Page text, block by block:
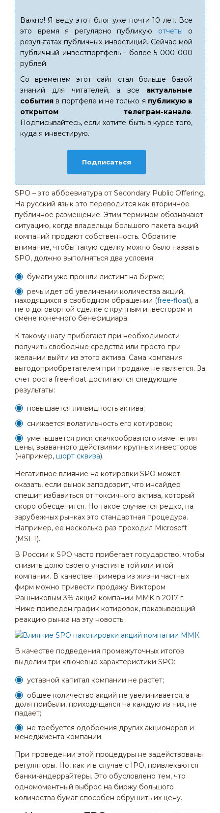
Важно! Я веду этот блог уже почти 10 лет. Все
это время я регулярно публикую отчеты о
результатах публичных инвестиций. Сейчас мой
публичный инвестпортфель - более 5 000 000
рублей.
Со временем этот сайт стал больше базой
знаний для читателей, а все актуальные
события в портфеле и не только я публикую в
открытом телеграм-канале.
Подписывайтесь, если хотите быть в курсе того,
куда я инвестирую.
Подписаться
SPO – это аббревиатура от Secondary Public Offering.
На русский язык это переводится как вторичное
публичное размещение. Этим термином обозначают
ситуацию, когда владельцы большого пакета акций
компаний продают собственность. Обратите
внимание, чтобы такую сделку можно было назвать
SPO, должно выполняться два условия:
бумаги уже прошли листинг на бирже;
речь идет об увеличении количества акций,
находящихся в свободном обращении (free-float), а
не о договорной сделке с крупным инвестором и
смене конечного бенефициара.
К такому шагу прибегают при необходимости
получить свободные средства или просто при
желании выйти из этого актива. Сама компания
выгодоприобретателем при продаже не является. За
счет роста free-float достигаются следующие
результаты:
повышается ликвидность актива;
снижается волатильность его котировок;
уменьшается риск скачкообразного изменения
цены, вызванного действиями крупных инвесторов
(например, шорт сквиза).
Негативное влияние на котировки SPO может
оказать, если рынок заподозрит, что инсайдер
спешит избавиться от токсичного актива, который
скоро обесценится. Но такое случается редко, на
зарубежных рынках это стандартная процедура.
Например, ее несколько раз проходил Microsoft
(MSFT).
В России к SPO часто прибегает государство, чтобы
снизить долю своего участия в той или иной
компании. В качестве примера из жизни частных
фирм можно привести продажу Виктором
Рашниковым 3% акций компании ММК в 2017 г.
Ниже приведен график котировок, показывающий
реакцию рынка на эту новость:
В качестве подведения промежуточных итогов
выделим три ключевые характеристики SPO:
уставной капитал компании не растет;
общее количество акций не увеличивается, а
доля прибыли, приходящаяся на каждую из них, не
падает;
не требуется одобрения других акционеров и
менеджмента компании.
При проведении этой процедуры не задействованы
регуляторы. Но, как и в случае с IPO, привлекаются
банки-андеррайтеры. Это обусловлено тем, что
одномоментный выброс на биржу большого
количества бумаг способен обрушить их цену.